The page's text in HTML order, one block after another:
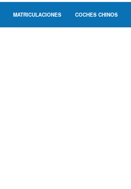
MATRICULACIONES COCHES CHINOS